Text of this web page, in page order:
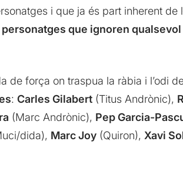
i que ja és part inherent
personatges que ignoren
de força on traspua la ràbia i l’odi
: Carles Gilabert(Titus Andrònic),
(Marc Andrònic), Pep Garcia-
dida), Marc Joy(Quiron), Xavi